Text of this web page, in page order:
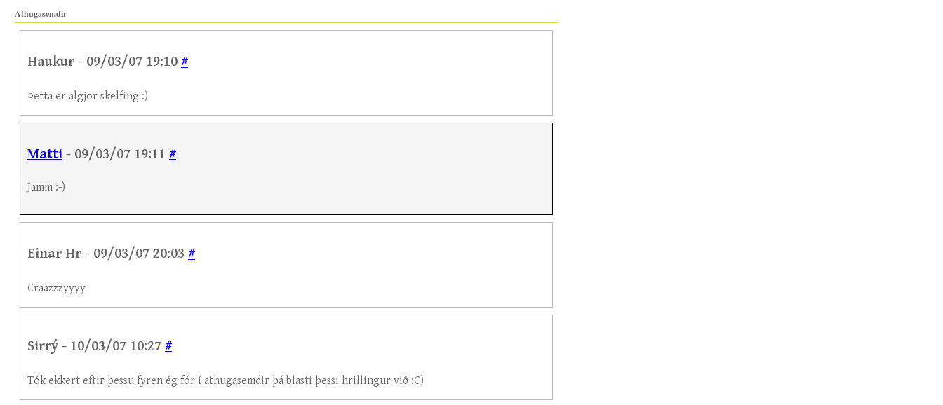
Athugasemdir
Haukur - 09/03/07 19:10 #
Þetta er algjör skelfing :)
Matti - 09/03/07 19:11 #
Jamm :-)
Einar Hr - 09/03/07 20:03 #
Craazzzyyyy
Sirrý - 10/03/07 10:27 #
Tók ekkert eftir þessu fyren ég fór í athugasemdir þá blasti þessi hrillingur við :C)